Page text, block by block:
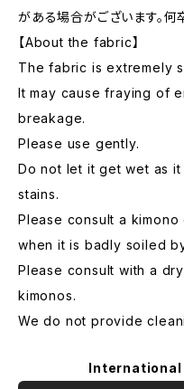
がある場合がございます。何
【About the fabric】
The fabric is extremely
It may cause fraying of
breakage.
Please use gently.
Do not let it get wet as
stains.
Please consult a
when it is badly soiled
Please consult with a
kimonos.
We do not provide
International